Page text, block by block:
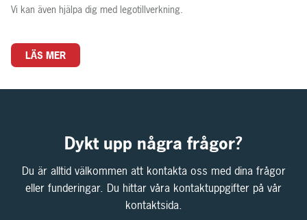
Vi kan även hjälpa dig med legotillverkning.
LÄS MER
Dykt upp några frågor?
Du är alltid välkommen att kontakta oss med dina frågor
eller funderingar. Du hittar våra kontaktuppgifter på vår
kontaktsida.